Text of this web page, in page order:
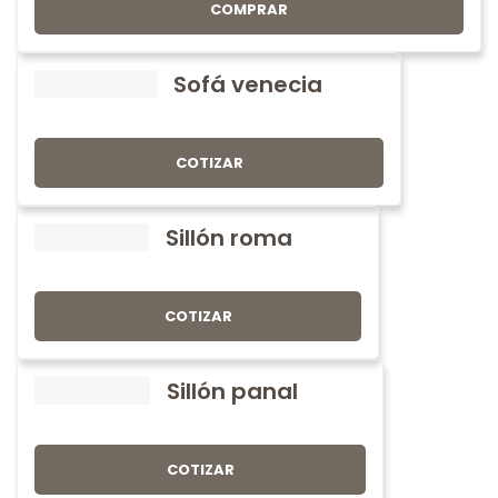
COMPRAR
Sofá venecia
COTIZAR
Sillón roma
COTIZAR
Sillón panal
COTIZAR